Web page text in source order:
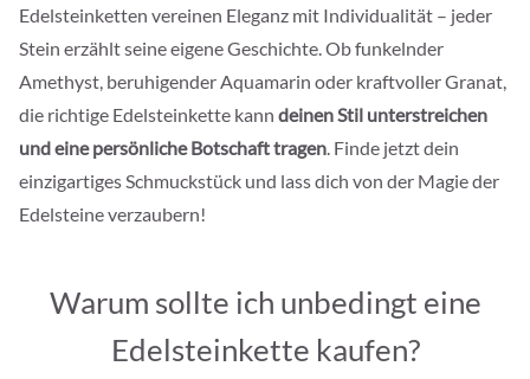
Edelsteinketten vereinen Eleganz mit Individualität – jeder
Stein erzählt seine eigene Geschichte. Ob funkelnder
Amethyst, beruhigender Aquamarin oder kraftvoller Granat,
die richtige Edelsteinkette kann deinen Stil unterstreichen
und eine persönliche Botschaft tragen. Finde jetzt dein
einzigartiges Schmuckstück und lass dich von der Magie der
Edelsteine verzaubern!
Warum sollte ich unbedingt eine
Edelsteinkette kaufen?